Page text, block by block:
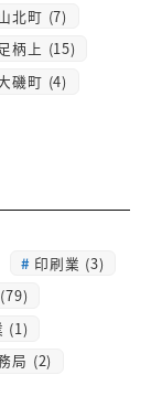
北町 (7)
足柄上 (15)
磯町 (4)
印刷業 (3)
(1)
局 (2)